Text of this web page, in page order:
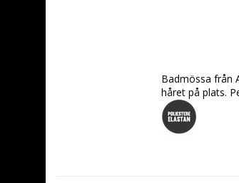
Badmössa från
håret på plats.